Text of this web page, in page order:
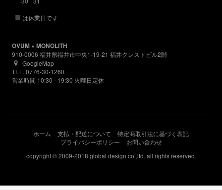
■ は休業日です
OVUM × MONOLITH
910-0006 福井県福井市中央1-19-21 福井クレストビル2階
GoogleMap
TEL. 0776-30-1260
営業時間 10:30 - 19:30 火曜日定休
ホーム 支払・配送について
特定商取引法に基づく表記
プライバシーポリシー
お問い合わせ
copyright © 2009-2018 global design co.,ltd. all rights reserved.